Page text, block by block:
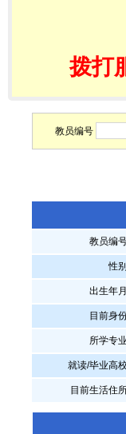
拨打
教员编号
教员编
性
出生年
目前身
所学专
就读/毕业高校
目前生活住